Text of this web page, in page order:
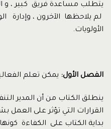
يتطلب مساعدة فريق كبير ، و
لم يلاحظها الآخرون ، وإدارة
الأولويات.
الفصل الأول: يمكن تعلم
ينطلق الكتاب من أن المدير
القرارات التي تؤثر على العمل
بداية الكتاب على الكفاءة